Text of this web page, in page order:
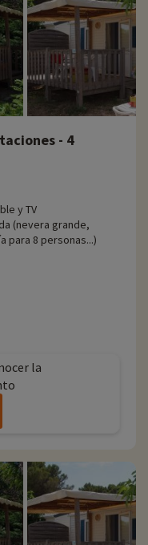
- 4
y TV
(nevera grande,
para 8 personas...)
la